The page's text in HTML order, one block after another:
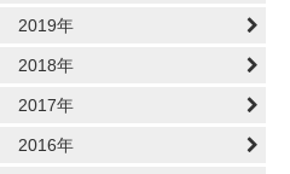
2019年
2018年
2017年
2016年